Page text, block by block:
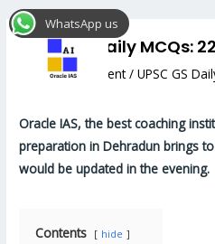
Skip
to
UPSC GS Daily MCQs:
Leave a Comment /UPSC GS
Oracle IAS, the best coaching
preparation in Dehradun brings
would be updated in the evening.
Contents hide
Post
navigation
WhatsApp us